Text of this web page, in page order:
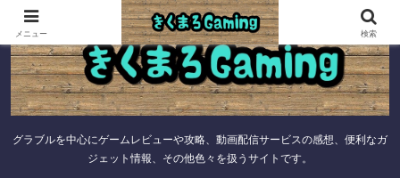
グラブルを中心にゲームレビューや攻略、動画配信サービスの感想、便利なガ
ジェット情報、その他色々を扱うサイトです。
メニュー 検索